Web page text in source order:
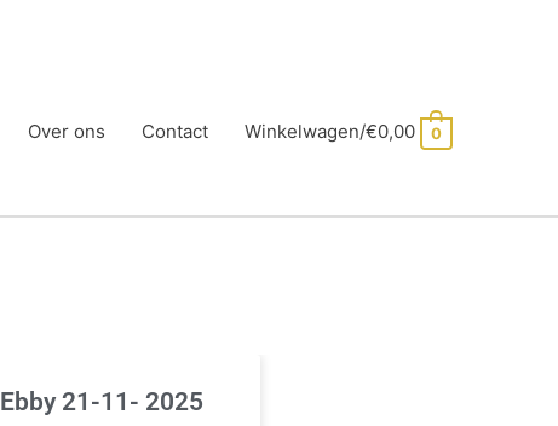
Over ons Contact Winkelwagen/€0,00 0
Ebby 21-11- 2025